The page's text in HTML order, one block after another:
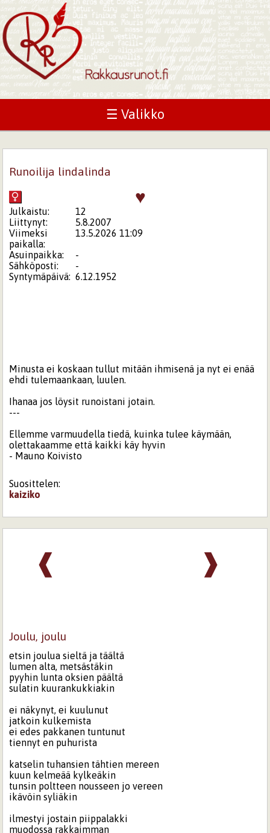
☰ Valikko
Runoilija lindalinda
♥
Julkaistu:
12
Liittynyt:
5.8.2007
Viimeksi
paikalla:
13.5.2026 11:09
Asuinpaikka:
-
Sähköposti:
-
Syntymäpäivä: 6.12.1952
Minusta ei koskaan tullut mitään ihmisenä ja nyt ei enää
ehdi tulemaankaan, luulen.
Ihanaa jos löysit runoistani jotain.
---
Ellemme varmuudella tiedä, kuinka tulee käymään,
olettakaamme että kaikki käy hyvin
- Mauno Koivisto
Suosittelen:
kaiziko
❱
❰
Joulu, joulu
etsin joulua sieltä ja täältä
lumen alta, metsästäkin
pyyhin lunta oksien päältä
sulatin kuurankukkiakin
ei näkynyt, ei kuulunut
jatkoin kulkemista
ei edes pakkanen tuntunut
tiennyt en puhurista
katselin tuhansien tähtien mereen
kuun kelmeää kylkeäkin
tunsin poltteen nousseen jo vereen
ikävöin syliäkin
ilmestyi jostain piippalakki
muodossa rakkaimman